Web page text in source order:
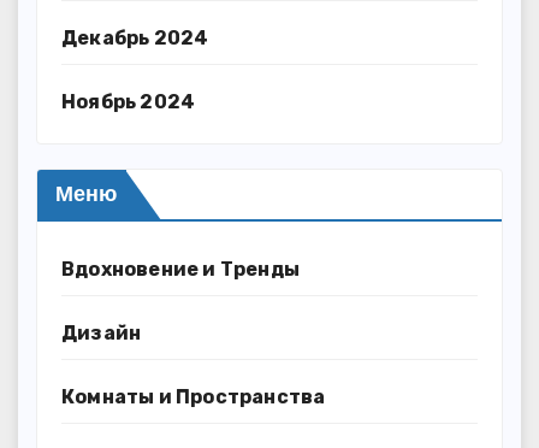
Декабрь 2024
Ноябрь 2024
Меню
Вдохновение и Тренды
Дизайн
Комнаты и Пространства